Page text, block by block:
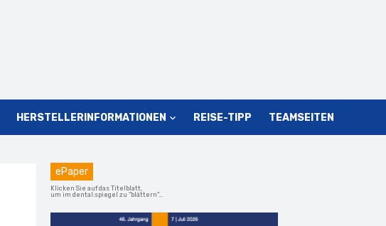
HERSTELLERINFORMATIONEN REISE-TIPP TEAMSEITEN
ePaper
Klicken Sie auf das Titelblatt,
um im dental:spiegel zu "blättern"...